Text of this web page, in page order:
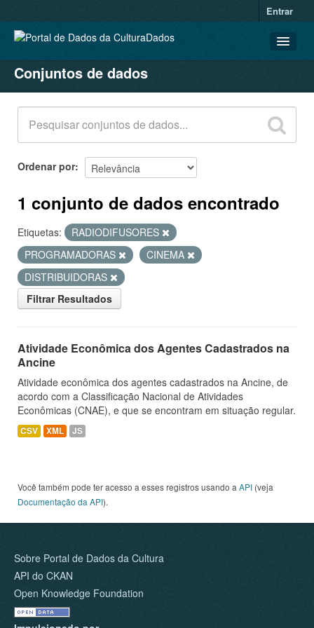
Entrar
CONJUNTOS DE DADOS
ORGANIZAÇÕES
GRUPOS
SOBRE
Conjuntos de dados
Ordenar por
1 conjunto de dados encontrado
Etiquetas:
RADIODIFUSORES
PROGRAMADORAS
CINEMA
DISTRIBUIDORAS
Filtrar Resultados
Atividade Econômica dos Agentes Cadastrados na
Ancine
Atividade econômica dos agentes cadastrados na Ancine, de
acordo com a Classificação Nacional de Atividades
Econômicas (CNAE), e que se encontram em situação regular.
CSV XML JS
Você também pode ter acesso a esses registros usando a API (veja
Documentação da API).
Sobre Portal de Dados da Cultura
API do CKAN
Open Knowledge Foundation